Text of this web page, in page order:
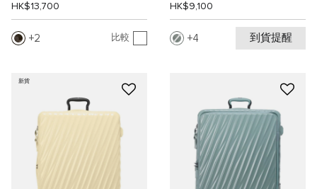
HK$13,700
2 比較
HK$9,100
4 到貨提醒
新貨